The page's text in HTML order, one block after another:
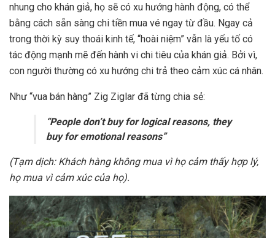
nhung cho khán giả, họ sẽ có xu hướng hành động, có thể
bằng cách sẵn sàng chi tiền mua vé ngay từ đầu. Ngay cả
trong thời kỳ suy thoái kinh tế, “hoài niệm” vẫn là yếu tố có
tác động mạnh mẽ đến hành vi chi tiêu của khán giả. Bởi vì,
con người thường có xu hướng chi trả theo cảm xúc cá nhân.
Như “vua bán hàng” Zig Ziglar đã từng chia sẻ:
“People don’t buy for logical reasons, they
buy for emotional reasons”
(Tạm dịch: Khách hàng không mua vì họ cảm thấy hợp lý,
họ mua vì cảm xúc của họ).